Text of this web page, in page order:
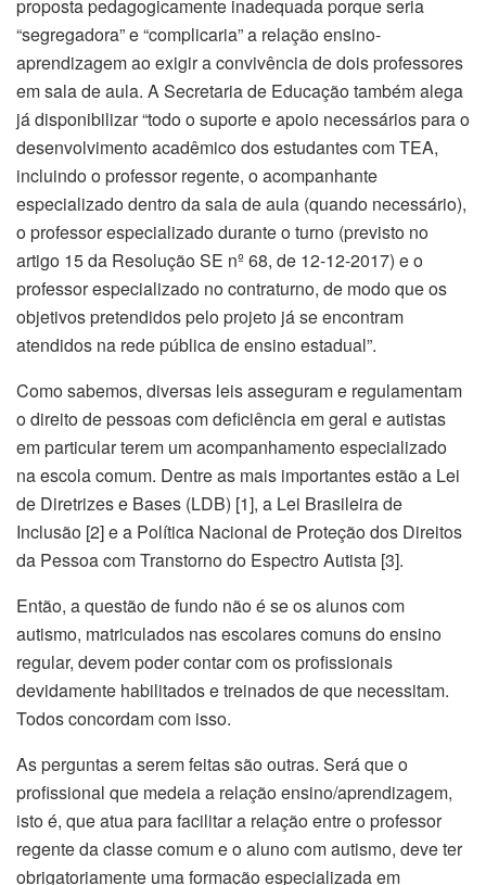
proposta pedagogicamente inadequada porque seria
“segregadora” e “complicaria” a relação ensino-
aprendizagem ao exigir a convivência de dois professores
em sala de aula. A Secretaria de Educação também alega
já disponibilizar “todo o suporte e apoio necessários para o
desenvolvimento acadêmico dos estudantes com TEA,
incluindo o professor regente, o acompanhante
especializado dentro da sala de aula (quando necessário),
o professor especializado durante o turno (previsto no
artigo 15 da Resolução SE nº 68, de 12-12-2017) e o
professor especializado no contraturno, de modo que os
objetivos pretendidos pelo projeto já se encontram
atendidos na rede pública de ensino estadual”.
Como sabemos, diversas leis asseguram e regulamentam
o direito de pessoas com deficiência em geral e autistas
em particular terem um acompanhamento especializado
na escola comum. Dentre as mais importantes estão a Lei
de Diretrizes e Bases (LDB) [1], a Lei Brasileira de
Inclusão [2] e a Política Nacional de Proteção dos Direitos
da Pessoa com Transtorno do Espectro Autista [3].
Então, a questão de fundo não é se os alunos com
autismo, matriculados nas escolares comuns do ensino
regular, devem poder contar com os profissionais
devidamente habilitados e treinados de que necessitam.
Todos concordam com isso.
As perguntas a serem feitas são outras. Será que o
profissional que medeia a relação ensino/aprendizagem,
isto é, que atua para facilitar a relação entre o professor
regente da classe comum e o aluno com autismo, deve ter
obrigatoriamente uma formação especializada em